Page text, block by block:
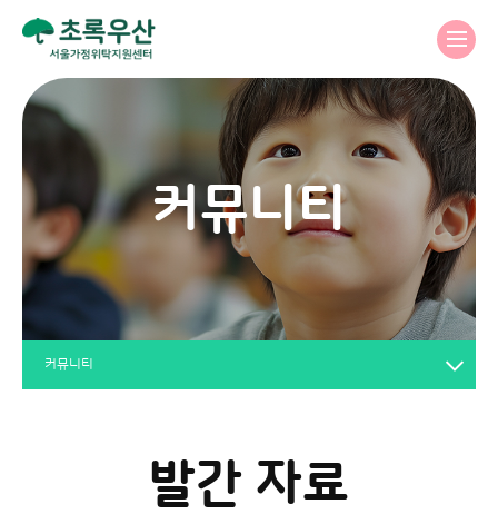
커뮤니티
커뮤니티
발간 자료